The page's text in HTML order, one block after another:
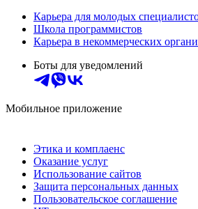
Карьера для молодых
Школа программистов
Карьера в некоммерческих
Боты для уведомлений
Мобильное приложение
Этика и комплаенс
Оказание услуг
Использование сайтов
Защита персональных данных
Пользовательское соглашение